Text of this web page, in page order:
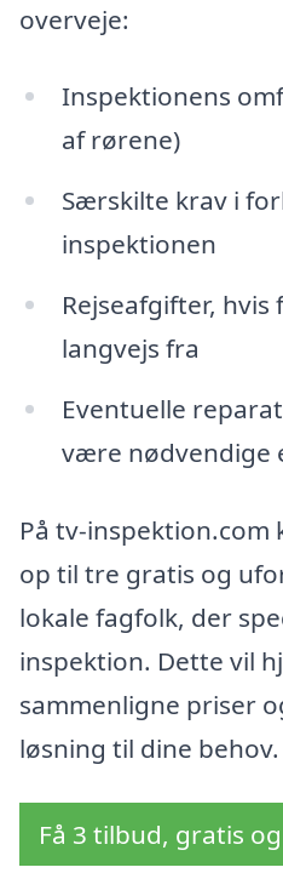
overveje:
Inspektionens
af rørene)
Særskilte krav i
inspektionen
Rejseafgifter,
langvejs fra
Eventuelle
være nødvendige
På tv-inspektion.com
op til tre gratis og
lokale fagfolk, der
inspektion. Dette vil
sammenligne priser
løsning til dine behov.
Få 3 tilbud, gratis